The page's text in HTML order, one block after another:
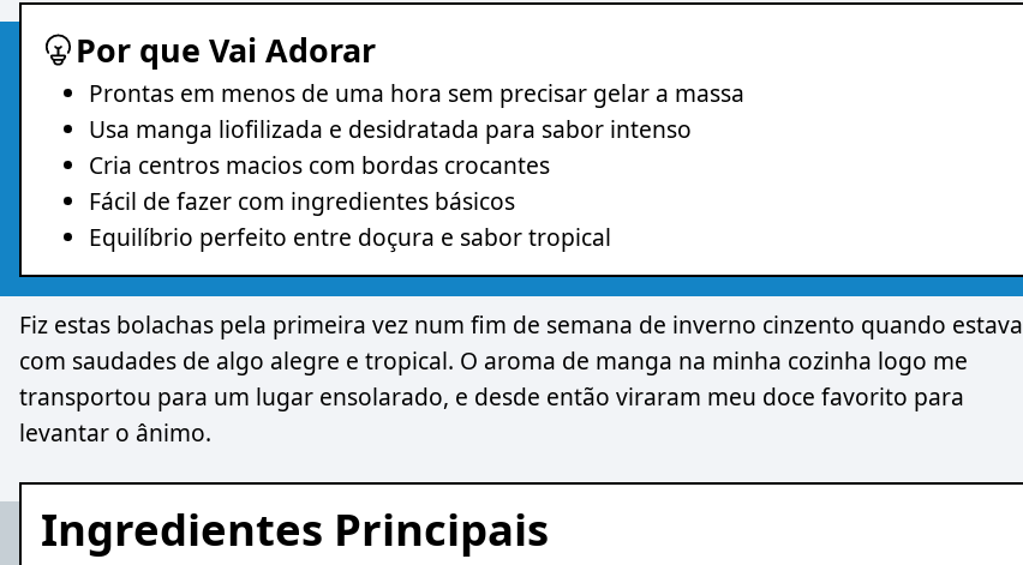
Por que Vai Adorar
Prontas em menos de uma hora sem precisar gelar a massa
Usa manga liofilizada e desidratada para sabor intenso
Cria centros macios com bordas crocantes
Fácil de fazer com ingredientes básicos
Equilíbrio perfeito entre doçura e sabor tropical
Fiz estas bolachas pela primeira vez num fim de semana de inverno cinzento quando estava
com saudades de algo alegre e tropical. O aroma de manga na minha cozinha logo me
transportou para um lugar ensolarado, e desde então viraram meu doce favorito para
levantar o ânimo.
Ingredientes Principais